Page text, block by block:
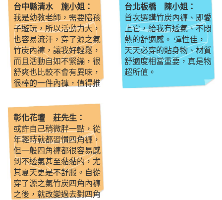
台中縣清水 施小姐：
我是幼教老師，需要陪孩
子遊玩，所以活動力大，
也容易流汗，穿了源之氣
竹炭內褲，讓我好輕鬆，
而且活動自如不緊繃，很
舒爽也比較不會有異味，
很棒的一件內褲，值得推
台北板橋 陳小姐：
首次選購竹炭內褲、即愛
上它，給我有透氣、不悶
熱的舒適感。 彈性佳，
天天必穿的貼身物、材質
舒適度相當重要，真是物
超所值。
彰化花壇 莊先生：
或許自己稍微胖一點，從
年輕時就都習慣四角褲，
但一般四角褲都很容易感
到不透氣甚至黏黏的，尤
其夏天更是不舒服。自從
穿了源之氣竹炭四角內褲
之後，就改變過去對四角